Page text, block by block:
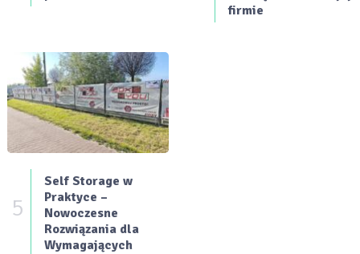
firmie
5
Self Storage w
Praktyce –
Nowoczesne
Rozwiązania dla
Wymagających